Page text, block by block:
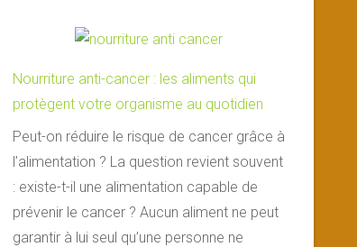
Nourriture anti-cancer : les aliments qui
protègent votre organisme au quotidien
Peut-on réduire le risque de cancer grâce à
l’alimentation ? La question revient souvent
: existe-t-il une alimentation capable de
prévenir le cancer ? Aucun aliment ne peut
garantir à lui seul qu’une personne ne